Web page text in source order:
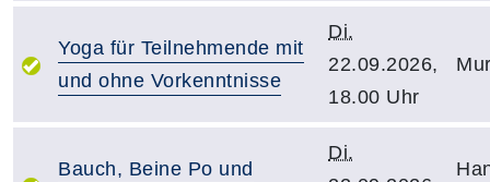
Yoga für Teilnehmende mit
und ohne Vorkenntnisse
Di.
22.09.2026,
18.00 Uhr
Bauch, Beine Po und
Di.